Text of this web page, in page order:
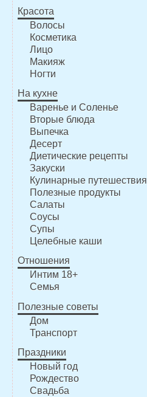
Красота
Волосы
Косметика
Лицо
Макияж
Ногти
На кухне
Варенье и Соленье
Вторые блюда
Выпечка
Десерт
Диетические рецепты
Закуски
Кулинарные путешествия
Полезные продукты
Салаты
Соусы
Супы
Целебные каши
Отношения
Интим 18+
Семья
Полезные советы
Дом
Транспорт
Праздники
Новый год
Рождество
Свадьба